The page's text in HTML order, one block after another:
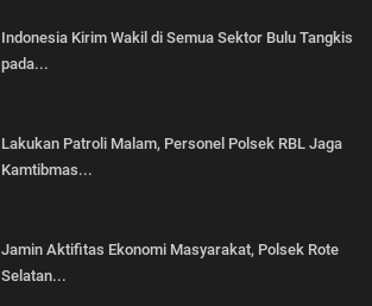
Indonesia Kirim Wakil di Semua Sektor Bulu Tangkis
pada...
Lakukan Patroli Malam, Personel Polsek RBL Jaga
Kamtibmas...
Jamin Aktifitas Ekonomi Masyarakat, Polsek Rote
Selatan...